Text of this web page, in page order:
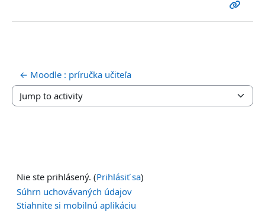
← Moodle : príručka učiteľa
Jump to activity
Nie ste prihlásený. (Prihlásiť sa)
Súhrn uchovávaných údajov
Stiahnite si mobilnú aplikáciu